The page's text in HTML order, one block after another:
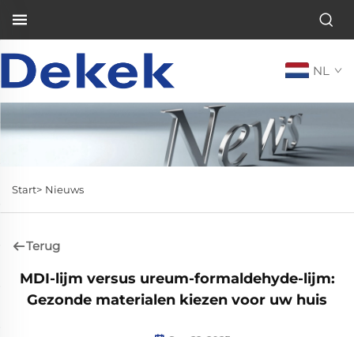
NL
Start> Nieuws
Terug
MDI-lijm versus ureum-formaldehyde-lijm:
Gezonde materialen kiezen voor uw huis